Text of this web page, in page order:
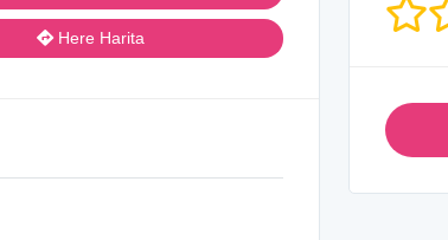
Here Harita